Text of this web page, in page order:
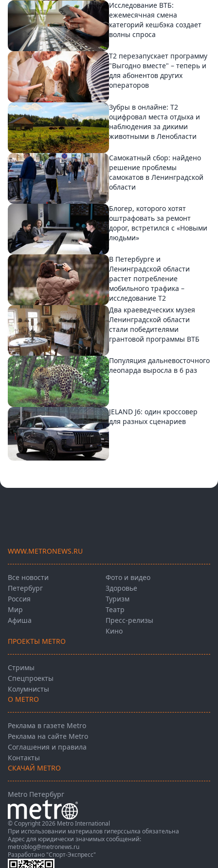
Исследование ВТБ:
ежемесячная смена
категорий кешбэка создает
волны спроса
Т2 перезапускает программу
"Выгодно вместе" – теперь и
для абонентов других
операторов
Зубры в онлайне: Т2
оцифровал места отдыха и
наблюдения за дикими
животными в Ленобласти
Самокатный сбор: найдено
решение проблемы
самокатов в Ленинградской
области
Блогер, которого хотят
оштрафовать за ремонт
дорог, встретился с «Новыми
людьми»
В Петербурге и
Ленинградской области
растет потребление
мобильного трафика –
исследование T2
Два краеведческих музея
Ленинградской области
стали победителями
грантовой программы ВТБ
Популяция дальневосточного
леопарда выросла в 6 раз
JELAND J6: один кроссовер
для разных сценариев
WWW.METRONEWS.RU
Все новости
Петербург
Россия
Мир
Афиша
Фото и видео
Здоровье
Туризм
Театр
Пресс-релизы
Кино
ПРОЕКТЫ METRO
Стримы
Спецпроекты
Колумнисты
О METRO
Реклама в газете Metro
Реклама на сайте Metro
Соглашения и правила
Контакты
СКАЧАЙ METRO
Metro Петербург
© Copyright 2026 Metro International
При использовании материалов гиперссылка обязательна
Адрес для юридически значимых сообщений:
metroblog@metronews.ru
Разработано "Спорт-Экспресс"